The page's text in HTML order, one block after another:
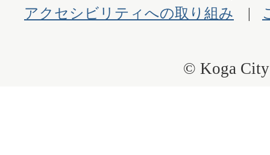
アクセシビリティへの取り組み
© Koga City